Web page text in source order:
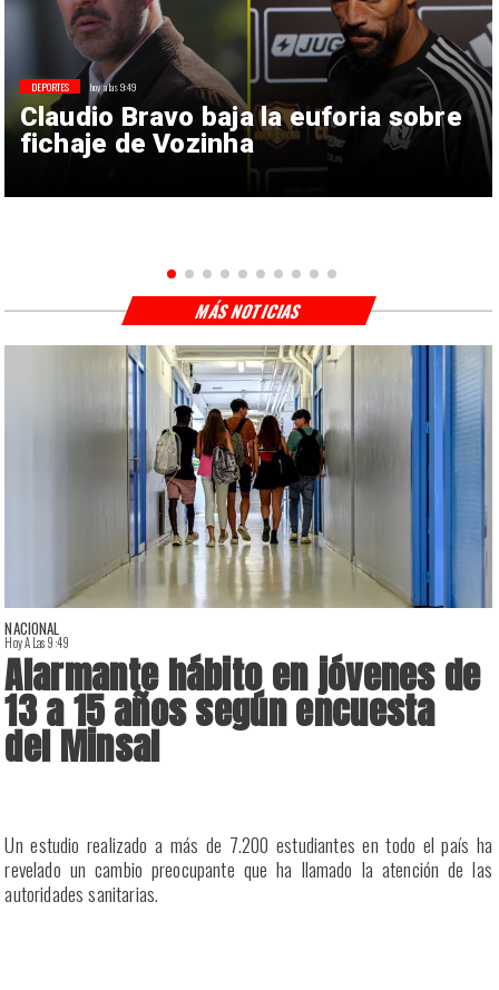
Claudio Bravo baja la euforia sobre
fichaje de Vozinha
DEPORTES hoy a las 9:49
NACIONAL
Hoy A Las 9:49
Alarmante hábito en jóvenes de
13 a 15 años según encuesta
del Minsal
Un estudio realizado a más de 7.200 estudiantes en todo el país ha
revelado un cambio preocupante que ha llamado la atención de las
autoridades sanitarias.
MÁS NOTICIAS